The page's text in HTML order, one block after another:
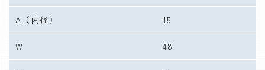
A （内径） 15
W 48